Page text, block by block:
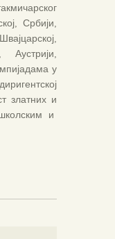
Србији,
у
златних и
и